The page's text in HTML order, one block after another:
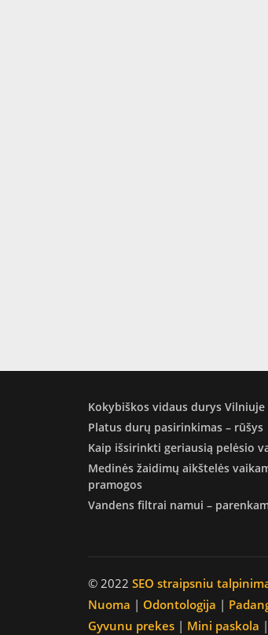
Kokybiškos vidaus durys Vilniuje
Platus durų pasirinkimas – rūšys
Kaip išsirinkti geriausią pelėsio
Medinės žaidimų aikštelės
pramogos
Vandens filtrai namui –
© 2022 SEO straipsniu
Nuoma | Odontologija |
Gyvunu prekes | Mini paskola |